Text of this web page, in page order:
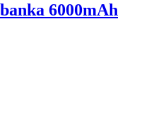
6000mAh